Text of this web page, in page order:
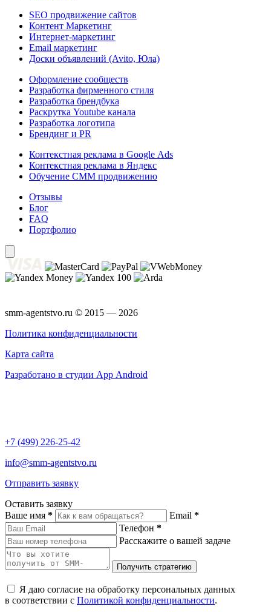
SEO продвижение сайтов
Контент Маркетинг
Интернет-маркетинг
Email маркетинг
Доски объявлений (Avito, Юла)
Оформление сообществ
Разработка фирменного стиля
Разработка брендбука
Раскрутка Youtube канала
Разработка логотипа
Брендинг и PR
Контекстная реклама в Google Ads
Контекстная реклама в Яндекс
Обучение СММ продвижению
Отзывы
Блог
FAQ
Портфолио
smm-agentstvo.ru © 2015 — 2026
Политика конфиденциальности
Карта сайта
Разработано в студии App Android
+7 (499) 226-25-42
info@smm-agentstvo.ru
Отправить заявку
Оставить заявку
Ваше имя * Email *
Телефон *
Расскажите о вашей задаче
Я даю согласие на обработку персональных данных
в соответствии с Политикой конфиденциальности.